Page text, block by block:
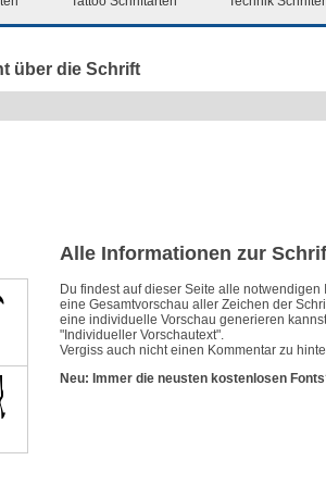
über die Schrift
Alle Informationen zur
Du findest auf dieser Seite alle
eine Gesamtvorschau aller Zeichen der
eine individuelle Vorschau generieren
"Individueller Vorschautext".
Vergiss auch nicht einen Kommentar zu
Neu: Immer die neusten kostenlosen